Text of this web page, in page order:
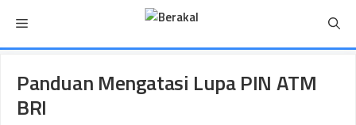
isi
Menu
Panduan Mengatasi Lupa PIN ATM
BRI